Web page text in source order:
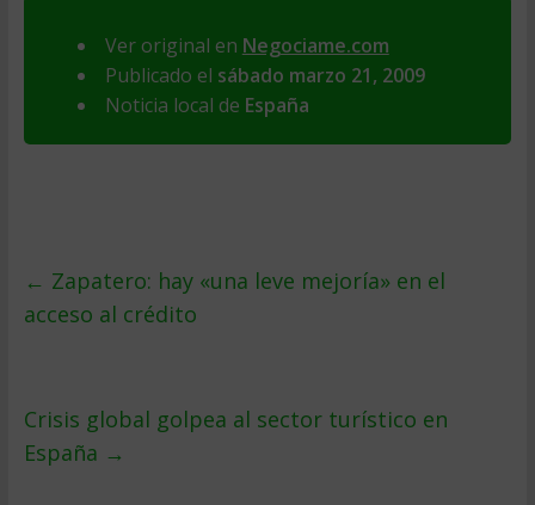
Ver original en Negociame.com
Publicado el sábado marzo 21, 2009
Noticia local de España
← Zapatero: hay «una leve mejorí­a» en el
acceso al crédito
Crisis global golpea al sector turí­stico en
España →